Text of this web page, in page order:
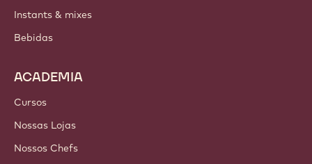
Instants & mixes
Bebidas
ACADEMIA
Cursos
Nossas Lojas
Nossos Chefs